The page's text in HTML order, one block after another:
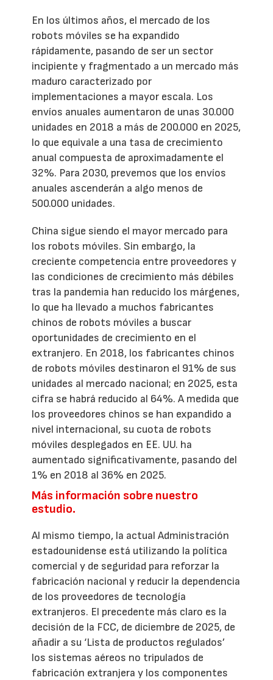
En los últimos años, el mercado de los
robots móviles se ha expandido
rápidamente, pasando de ser un sector
incipiente y fragmentado a un mercado más
maduro caracterizado por
implementaciones a mayor escala. Los
envíos anuales aumentaron de unas 30.000
unidades en 2018 a más de 200.000 en 2025,
lo que equivale a una tasa de crecimiento
anual compuesta de aproximadamente el
32%. Para 2030, prevemos que los envíos
anuales ascenderán a algo menos de
500.000 unidades.
China sigue siendo el mayor mercado para
los robots móviles. Sin embargo, la
creciente competencia entre proveedores y
las condiciones de crecimiento más débiles
tras la pandemia han reducido los márgenes,
lo que ha llevado a muchos fabricantes
chinos de robots móviles a buscar
oportunidades de crecimiento en el
extranjero. En 2018, los fabricantes chinos
de robots móviles destinaron el 91% de sus
unidades al mercado nacional; en 2025, esta
cifra se habrá reducido al 64%. A medida que
los proveedores chinos se han expandido a
nivel internacional, su cuota de robots
móviles desplegados en EE. UU. ha
aumentado significativamente, pasando del
1% en 2018 al 36% en 2025.
Más información sobre nuestro
estudio.
Al mismo tiempo, la actual Administración
estadounidense está utilizando la política
comercial y de seguridad para reforzar la
fabricación nacional y reducir la dependencia
de los proveedores de tecnología
extranjeros. El precedente más claro es la
decisión de la FCC, de diciembre de 2025, de
añadir a su ‘Lista de productos regulados’
los sistemas aéreos no tripulados de
fabricación extranjera y los componentes